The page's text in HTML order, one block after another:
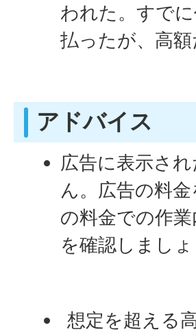
われた。すで
払ったが、高額
アドバイス
広告に表示さ
ん。広告の料
の料金での作
を確認しましょ
想定を超える